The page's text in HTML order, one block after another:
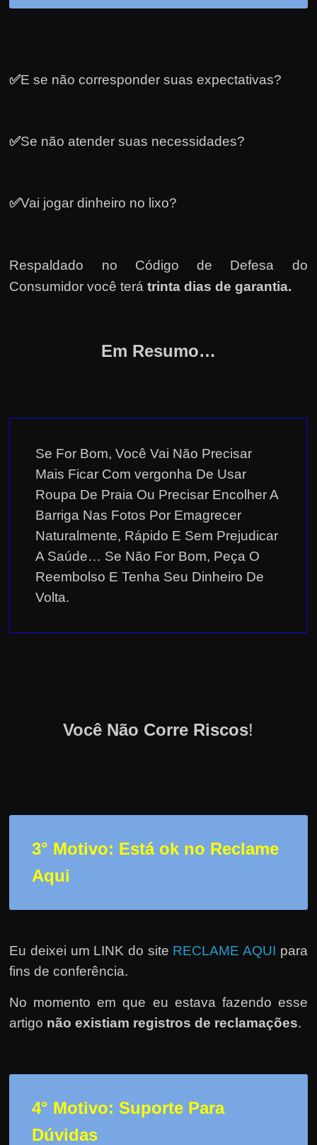
i
e
o
i
n
?
✅E se não corresponder suas expectativas?
✅Se não atender suas necessidades?
✅Vai jogar dinheiro no lixo?
Respaldado no Código de Defesa do
Consumidor você terátrinta dias de garantia.
Em Resumo…
Se For Bom, Você Vai Não Precisar
Mais Ficar Com vergonha De Usar
Roupa De Praia Ou Precisar Encolher A
Barriga Nas Fotos Por Emagrecer
Naturalmente, Rápido E Sem Prejudicar
A Saúde… Se Não For Bom, Peça O
Reembolso E Tenha Seu Dinheiro De
Volta.
Você Não Corre Riscos!
3° Motivo: Está ok no Reclame
Aqui
Eu deixei um LINK do site RECLAME AQUI para
fins de conferência.
No momento em que eu estava fazendo esse
artigo não existiam registros de reclamações.
4° Motivo: Suporte Para
Dúvidas